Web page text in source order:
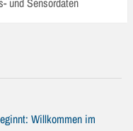
Willkommen im